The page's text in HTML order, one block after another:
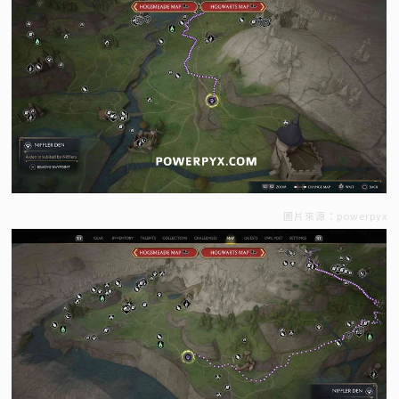
圖片來源：powerpyx